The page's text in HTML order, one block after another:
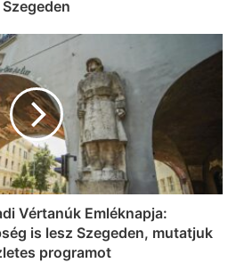
Szegeden
Vértanúk Emléknapja:
is lesz Szegeden, mutatjuk
programot